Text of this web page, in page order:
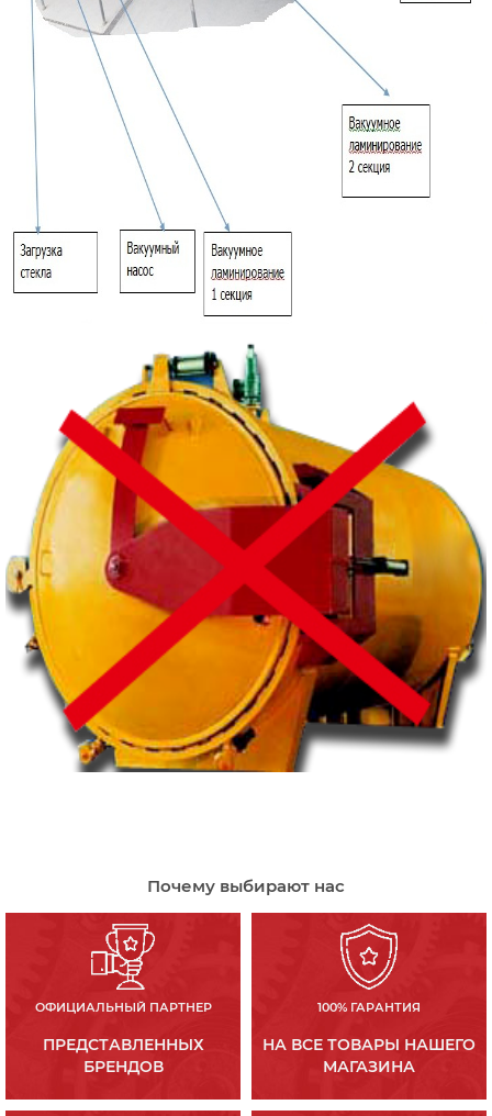
Почему выбирают нас
ОФИЦИАЛЬНЫЙ ПАРТНЕР
ПРЕДСТАВЛЕННЫХ
БРЕНДОВ
100% ГАРАНТИЯ
НА ВСЕ ТОВАРЫ НАШЕГО
МАГАЗИНА